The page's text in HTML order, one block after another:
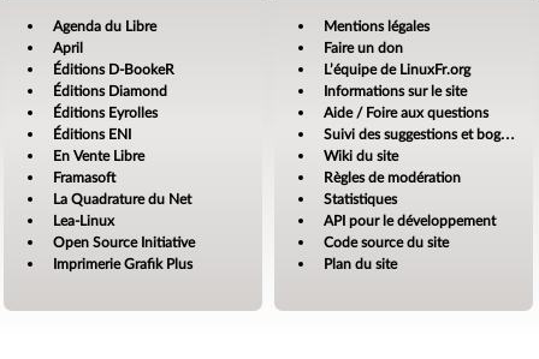
Agenda du Libre
April
Éditions D-BookeR
Éditions Diamond
Éditions Eyrolles
Éditions ENI
En Vente Libre
Framasoft
La Quadrature du Net
Lea-Linux
Open Source Initiative
Imprimerie Grafik Plus
Mentions légales
Faire un don
L’équipe de LinuxFr.org
Informations sur le site
Aide / Foire aux questions
Suivi des suggestions et bogues
Wiki du site
Règles de modération
Statistiques
API pour le développement
Code source du site
Plan du site